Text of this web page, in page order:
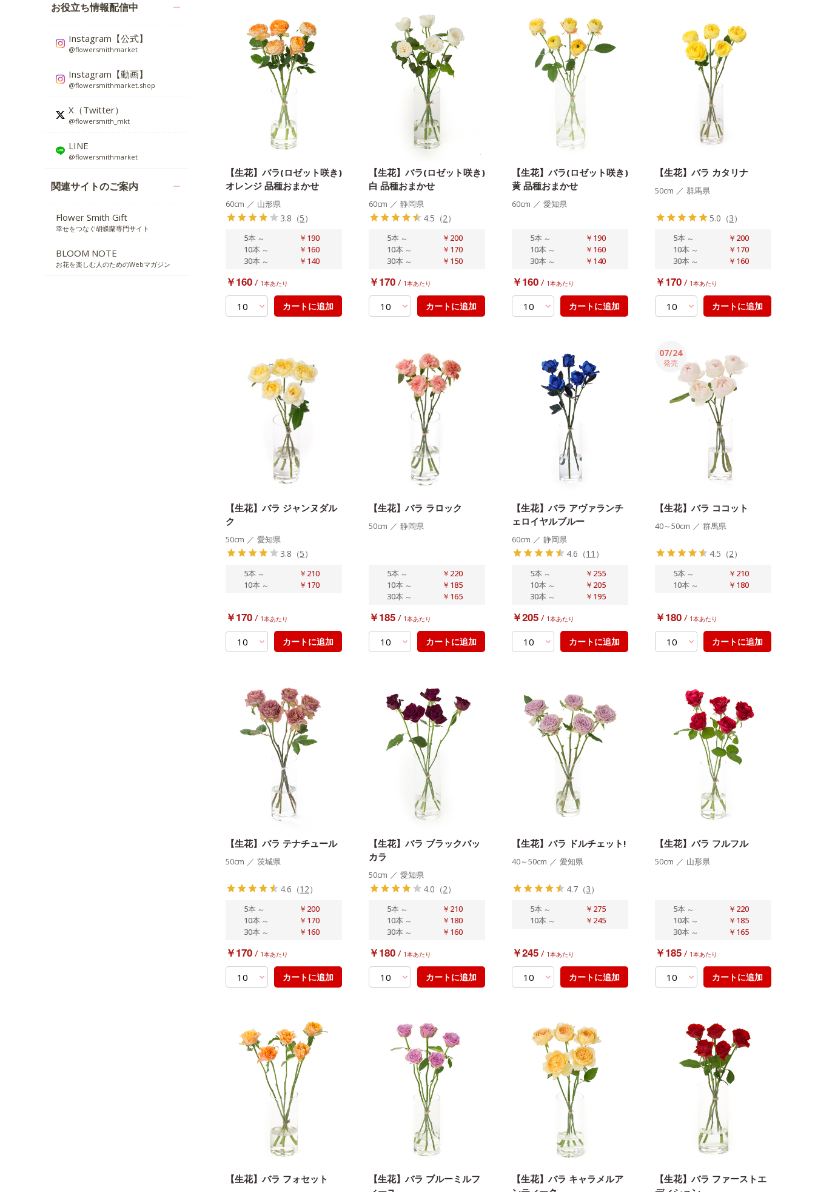
お役立ち情報配信中
Instagram【公式】
@flowersmithmarket
Instagram【動画】
@flowersmithmarket.shop
X（Twitter）
@flowersmith_mkt
LINE
@flowersmithmarket
関連サイトのご案内
Flower Smith Gift
幸せをつなぐ胡蝶蘭専門サイト
BLOOM NOTE
お花を楽しむ人のためのWebマガジン
【生花】バラ(ロゼット咲き)
オレンジ 品種おまかせ
60cm ／ 山形県
3.8 （5）
5本 ～
￥190
10本 ～
￥160
30本 ～ ￥140
￥160 / 1本あたり
カートに追加
【生花】バラ(ロゼット咲き)
白 品種おまかせ
60cm ／ 静岡県
4.5 （2）
5本 ～
￥200
10本 ～
￥170
30本 ～ ￥150
￥170 / 1本あたり
カートに追加
【生花】バラ(ロゼット咲き)
黄 品種おまかせ
60cm ／ 愛知県
5本 ～
￥190
10本 ～
￥160
30本 ～ ￥140
￥160 / 1本あたり
カートに追加
【生花】バラ カタリナ
50cm ／ 群馬県
5.0 （3）
5本 ～
￥200
10本 ～
￥170
30本 ～ ￥160
￥170 / 1本あたり
カートに追加
【生花】バラ ジャンヌダル
ク
50cm ／ 愛知県
3.8 （5）
5本 ～
￥210
10本 ～ ￥170
￥170 / 1本あたり
カートに追加
【生花】バラ ラロック
50cm ／ 静岡県
5本 ～
￥220
10本 ～
￥185
30本 ～ ￥165
￥185 / 1本あたり
カートに追加
【生花】バラ アヴァランチ
ェロイヤルブルー
60cm ／ 静岡県
4.6 （11 ）
5本 ～
￥255
10本 ～
￥205
30本 ～ ￥195
￥205 / 1本あたり
カートに追加
07/24
【生花】バラ ココット
40～50cm ／ 群馬県
4.5 （2）
5本 ～
￥210
10本 ～ ￥180
￥180 / 1本あたり
カートに追加
【生花】バラ テナチュール
50cm ／ 茨城県
4.6 （12）
5本 ～
￥200
10本 ～
￥170
30本 ～ ￥160
￥170 / 1本あたり
カートに追加
【生花】バラ ブラックバッ
カラ
50cm ／ 愛知県
4.0 （2）
5本 ～
￥210
10本 ～
￥180
30本 ～ ￥160
￥180 / 1本あたり
カートに追加
【生花】バラ ドルチェット!
40～50cm ／ 愛知県
4.7（3）
5本 ～
￥275
10本 ～ ￥245
￥245 / 1本あたり
カートに追加
【生花】バラ フルフル
50cm ／ 山形県
5本 ～
￥220
10本 ～
￥185
30本 ～ ￥165
￥185 / 1本あたり
カートに追加
【生花】バラ フォセット
【生花】バラ ブルーミルフ
【生花】バラ キャラメルア
【生花】バラ ファーストエ